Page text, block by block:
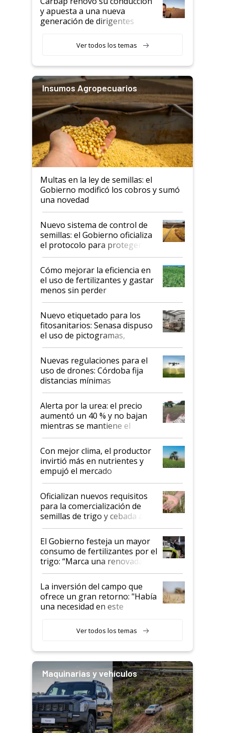
y apuesta a una nueva
generación de dirigentes
Ver todos los temas
Insumos Agropecuarios
Multas en la ley de semillas: el
Gobierno modificó los cobros y sumó
una novedad
Nuevo sistema de control de
semillas: el Gobierno oficializa
el protocolo para proteger la
propiedad intelectual
Cómo mejorar la eficiencia en
el uso de fertilizantes y gastar
menos sin perder
productividad en la campaña
fina
Nuevo etiquetado para los
fitosanitarios: Senasa dispuso
el uso de pictogramas,
palabras de advertencia e
indicaciones
Nuevas regulaciones para el
uso de drones: Córdoba fija
distancias mínimas
Alerta por la urea: el precio
aumentó un 40 % y no bajan
mientras se mantiene el
conflicto en Medio Oriente
Con mejor clima, el productor
invirtió más en nutrientes y
empujó el mercado
Oficializan nuevos requisitos
para la comercialización de
semillas de trigo y cebada a
granel
El Gobierno festeja un mayor
consumo de fertilizantes por el
trigo: “Marca una renovada
confianza de los productores”
La inversión del campo que
ofrece un gran retorno: "Había
una necesidad en este
Ver todos los temas
Maquinarias y vehículos